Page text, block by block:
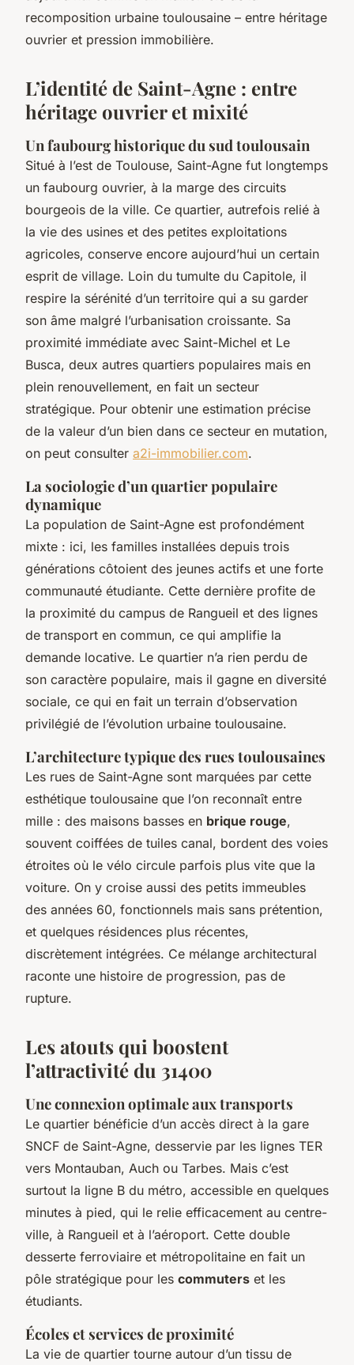
recomposition urbaine toulousaine – entre héritage
ouvrier et pression immobilière.
L’identité de Saint-Agne : entre
héritage ouvrier et mixité
Un faubourg historique du sud toulousain
Situé à l’est de Toulouse, Saint-Agne fut longtemps
un faubourg ouvrier, à la marge des circuits
bourgeois de la ville. Ce quartier, autrefois relié à
la vie des usines et des petites exploitations
agricoles, conserve encore aujourd’hui un certain
esprit de village. Loin du tumulte du Capitole, il
respire la sérénité d’un territoire qui a su garder
son âme malgré l’urbanisation croissante. Sa
proximité immédiate avec Saint-Michel et Le
Busca, deux autres quartiers populaires mais en
plein renouvellement, en fait un secteur
stratégique. Pour obtenir une estimation précise
de la valeur d’un bien dans ce secteur en mutation,
on peut consulter a2i-immobilier.com.
La sociologie d’un quartier populaire
dynamique
La population de Saint-Agne est profondément
mixte : ici, les familles installées depuis trois
générations côtoient des jeunes actifs et une forte
communauté étudiante. Cette dernière profite de
la proximité du campus de Rangueil et des lignes
de transport en commun, ce qui amplifie la
demande locative. Le quartier n’a rien perdu de
son caractère populaire, mais il gagne en diversité
sociale, ce qui en fait un terrain d’observation
privilégié de l’évolution urbaine toulousaine.
L’architecture typique des rues toulousaines
Les rues de Saint-Agne sont marquées par cette
esthétique toulousaine que l’on reconnaît entre
mille : des maisons basses en brique rouge,
souvent coiffées de tuiles canal, bordent des voies
étroites où le vélo circule parfois plus vite que la
voiture. On y croise aussi des petits immeubles
des années 60, fonctionnels mais sans prétention,
et quelques résidences plus récentes,
discrètement intégrées. Ce mélange architectural
raconte une histoire de progression, pas de
rupture.
Les atouts qui boostent
l’attractivité du 31400
Une connexion optimale aux transports
Le quartier bénéficie d’un accès direct à la gare
SNCF de Saint-Agne, desservie par les lignes TER
vers Montauban, Auch ou Tarbes. Mais c’est
surtout la ligne B du métro, accessible en quelques
minutes à pied, qui le relie efficacement au centre-
ville, à Rangueil et à l’aéroport. Cette double
desserte ferroviaire et métropolitaine en fait un
pôle stratégique pour les commuters et les
étudiants.
Écoles et services de proximité
La vie de quartier tourne autour d’un tissu de